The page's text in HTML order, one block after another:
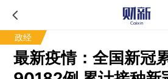
政经
最新疫情：全国新冠